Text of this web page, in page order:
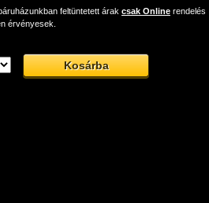
feltüntetett árak csak Online rendelés
érvényesek.